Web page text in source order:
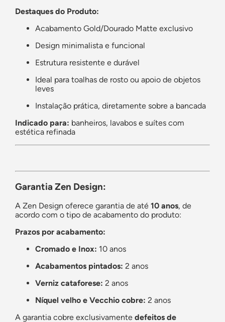
Destaques do Produto:
Acabamento Gold/Dourado Matte exclusivo
Design minimalista e funcional
Estrutura resistente e durável
Ideal para toalhas de rosto ou apoio de objetos
leves
Instalação prática, diretamente sobre a bancada
Indicado para: banheiros, lavabos e suítes com
estética refinada
Garantia Zen Design:
A Zen Design oferece garantia de até 10 anos, de
acordo com o tipo de acabamento do produto:
Prazos por acabamento:
Cromado e Inox: 10 anos
Acabamentos pintados: 2 anos
Verniz cataforese: 2 anos
Níquel velho e Vecchio cobre: 2 anos
A garantia cobre exclusivamente defeitos de